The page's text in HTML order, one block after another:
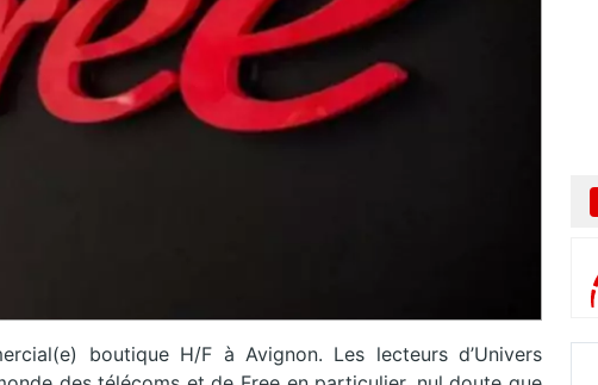
boutique H/F à Avignon. Les lecteurs d’Univers